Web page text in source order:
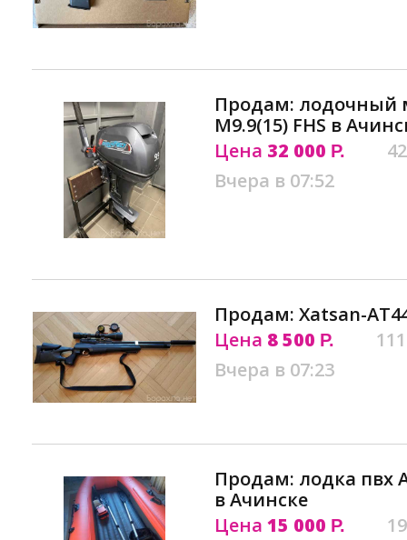
Продам: лодочный
M9.9(15) FHS в
Цена 32 000 Р.
Вчера в 07:52
Продам: Xatsan-
Цена 8 500 Р.
Вчера в 07:23
Продам: лодка пвх
в Ачинске
Цена 15 000 Р.